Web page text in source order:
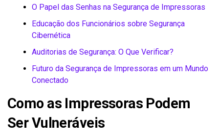
O Papel das Senhas na Segurança de Impressoras
Educação dos Funcionários sobre Segurança
Cibernética
Auditorias de Segurança: O Que Verificar?
Futuro da Segurança de Impressoras em um Mundo
Conectado
Como as Impressoras Podem
Ser Vulneráveis